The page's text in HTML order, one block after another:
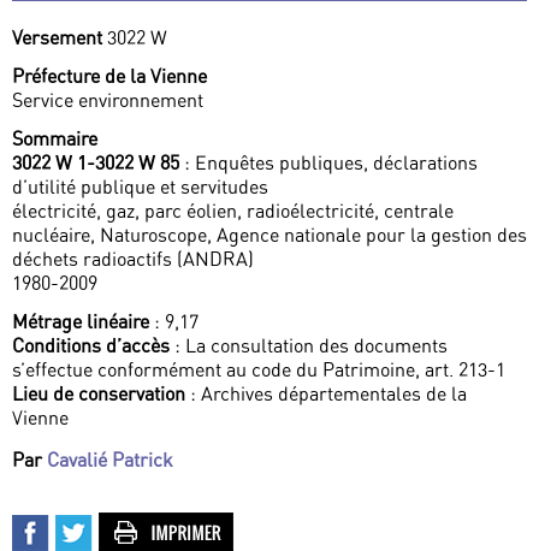
Versement3022 W
Préfecture de la Vienne
Service environnement
Sommaire
3022 W 1-3022 W 85 : Enquêtes publiques, déclarations
d’utilité publique et servitudes
électricité, gaz, parc éolien, radioélectricité, centrale
nucléaire, Naturoscope, Agence nationale pour la gestion des
déchets radioactifs (ANDRA)
1980-2009
Métrage linéaire: 9,17
Conditions d’accès : La consultation des documents
s’effectue conformément au code du Patrimoine, art. 213-1
Lieu de conservation : Archives départementales de la
Vienne
Par Cavalié Patrick